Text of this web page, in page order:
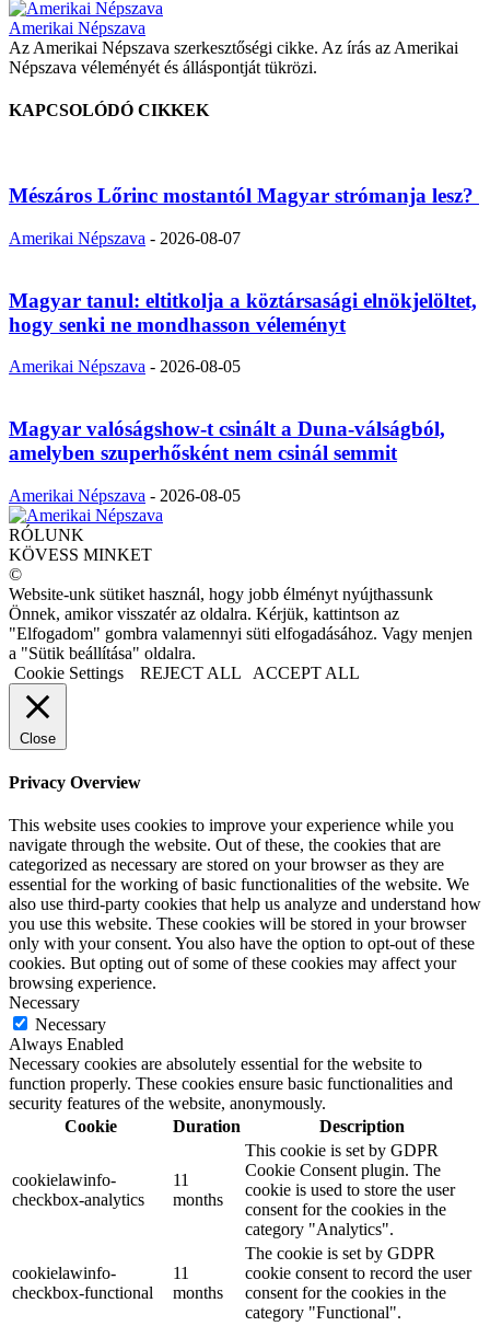
Amerikai Népszava
Az Amerikai Népszava szerkesztőségi cikke. Az írás az Amerikai
Népszava véleményét és álláspontját tükrözi.
KAPCSOLÓDÓ CIKKEK
Mészáros Lőrinc mostantól Magyar strómanja lesz?
Amerikai Népszava - 2026-08-07
Magyar tanul: eltitkolja a köztársasági elnökjelöltet,
hogy senki ne mondhasson véleményt
Amerikai Népszava - 2026-08-05
Magyar valóságshow-t csinált a Duna-válságból,
amelyben szuperhősként nem csinál semmit
Amerikai Népszava - 2026-08-05
RÓLUNK
KÖVESS MINKET
©
Website-unk sütiket használ, hogy jobb élményt nyújthassunk
Önnek, amikor visszatér az oldalra. Kérjük, kattintson az
"Elfogadom" gombra valamennyi süti elfogadásához. Vagy menjen
a "Sütik beállítása" oldalra.
Cookie Settings
REJECT ALL ACCEPT ALL
Close
Privacy Overview
This website uses cookies to improve your experience while you
navigate through the website. Out of these, the cookies that are
categorized as necessary are stored on your browser as they are
essential for the working of basic functionalities of the website. We
also use third-party cookies that help us analyze and understand how
you use this website. These cookies will be stored in your browser
only with your consent. You also have the option to opt-out of these
cookies. But opting out of some of these cookies may affect your
browsing experience.
Necessary
Necessary
Always Enabled
Necessary cookies are absolutely essential for the website to
function properly. These cookies ensure basic functionalities and
security features of the website, anonymously.
Cookie
Duration Description
cookielawinfo-
checkbox-analytics
11
months
This cookie is set by GDPR
Cookie Consent plugin. The
cookie is used to store the user
consent for the cookies in the
category "Analytics".
cookielawinfo-
checkbox-functional
11
months
The cookie is set by GDPR
cookie consent to record the user
consent for the cookies in the
category "Functional".